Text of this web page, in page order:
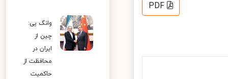
PDF
وانگ یی:
چین از
ایران در
محافظت از
حاکمیت